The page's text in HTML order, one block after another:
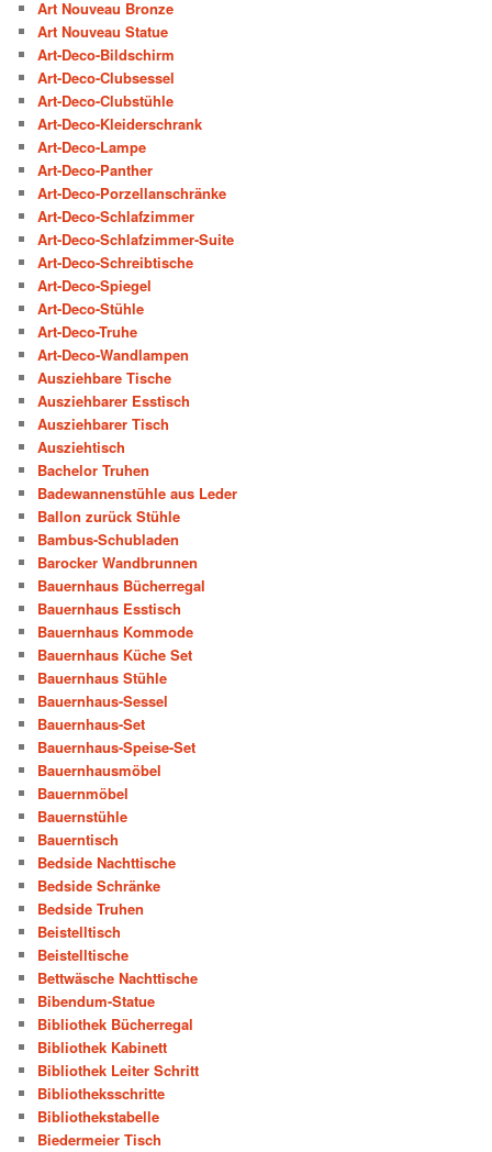
Art Nouveau Bronze
Art Nouveau Statue
Art-Deco-Bildschirm
Art-Deco-Clubsessel
Art-Deco-Clubstühle
Art-Deco-Kleiderschrank
Art-Deco-Lampe
Art-Deco-Panther
Art-Deco-Porzellanschränke
Art-Deco-Schlafzimmer
Art-Deco-Schlafzimmer-Suite
Art-Deco-Schreibtische
Art-Deco-Spiegel
Art-Deco-Stühle
Art-Deco-Truhe
Art-Deco-Wandlampen
Ausziehbare Tische
Ausziehbarer Esstisch
Ausziehbarer Tisch
Ausziehtisch
Bachelor Truhen
Badewannenstühle aus Leder
Ballon zurück Stühle
Bambus-Schubladen
Barocker Wandbrunnen
Bauernhaus Bücherregal
Bauernhaus Esstisch
Bauernhaus Kommode
Bauernhaus Küche Set
Bauernhaus Stühle
Bauernhaus-Sessel
Bauernhaus-Set
Bauernhaus-Speise-Set
Bauernhausmöbel
Bauernmöbel
Bauernstühle
Bauerntisch
Bedside Nachttische
Bedside Schränke
Bedside Truhen
Beistelltisch
Beistelltische
Bettwäsche Nachttische
Bibendum-Statue
Bibliothek Bücherregal
Bibliothek Kabinett
Bibliothek Leiter Schritt
Bibliotheksschritte
Bibliothekstabelle
Biedermeier Tisch